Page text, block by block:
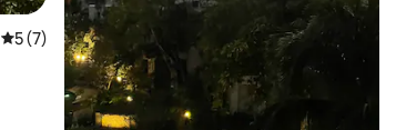
คะแนนเฉลี่ย 5 จาก 5, 7 รีวิว
5 (7)